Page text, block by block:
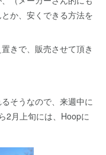
か、安くできる方法を
きで、販売させて頂き
そうなので、来週中に
2月上旬には、Hoopに